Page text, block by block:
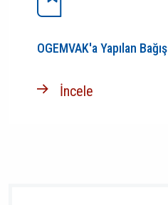
OGEMVAK'a Yapılan Bağış
İncele